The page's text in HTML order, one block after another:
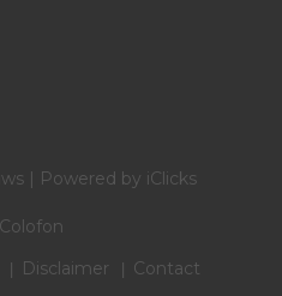
| Powered by iClicks
Colofon
Disclaimer Contact